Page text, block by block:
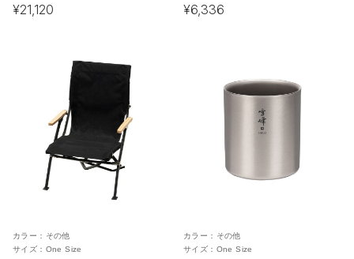
¥21,120 ¥6,336
カラー： その他
サイズ： One Size
カラー： その他
サイズ： One Size